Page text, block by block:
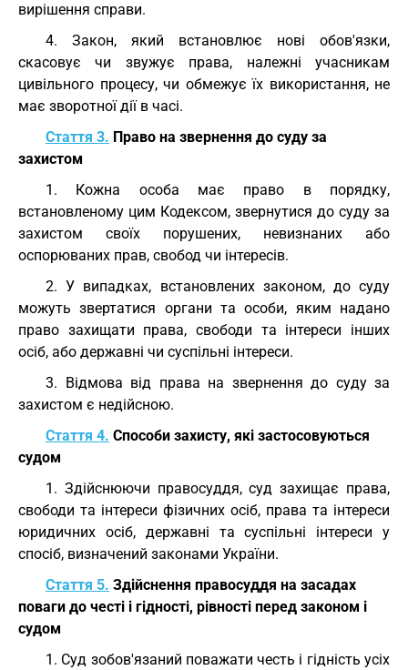
вирішення справи.
4. Закон, який встановлює нові обов'язки,
скасовує чи звужує права, належні учасникам
цивільного процесу, чи обмежує їх використання, не
має зворотної дії в часі.
Стаття 3. Право на звернення до суду за
захистом
1. Кожна особа має право в порядку,
встановленому цим Кодексом, звернутися до суду за
захистом своїх порушених, невизнаних або
оспорюваних прав, свобод чи інтересів.
2. У випадках, встановлених законом, до суду
можуть звертатися органи та особи, яким надано
право захищати права, свободи та інтереси інших
осіб, або державні чи суспільні інтереси.
3. Відмова від права на звернення до суду за
захистом є недійсною.
Стаття 4. Способи захисту, які застосовуються
судом
1. Здійснюючи правосуддя, суд захищає права,
свободи та інтереси фізичних осіб, права та інтереси
юридичних осіб, державні та суспільні інтереси у
спосіб, визначений законами України.
Стаття 5. Здійснення правосуддя на засадах
поваги до честі і гідності, рівності перед законом і
судом
1. Суд зобов'язаний поважати честь і гідність усіх